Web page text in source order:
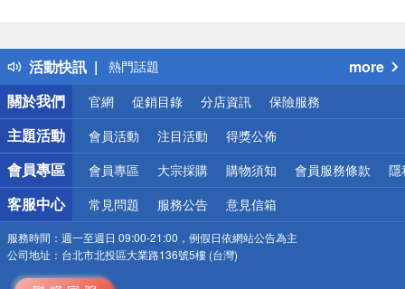
活動快訊
得獎公告
熱門話題
銀行優惠
偏遠地區配送
詐騙網頁！請小心！
more
關於我們
官網 促銷目錄 分店資訊 保險服務
主題活動 會員活動 注目活動 得獎公佈
會員專區 會員專區 大宗採購 購物須知 會員服務條款 隱
客服中心 常見問題 服務公告 意見信箱
服務時間： 週一至週日 09:00-21:00，例假日依網站公告為主
公司地址： 台北市北投區大業路136號5樓 (台灣)